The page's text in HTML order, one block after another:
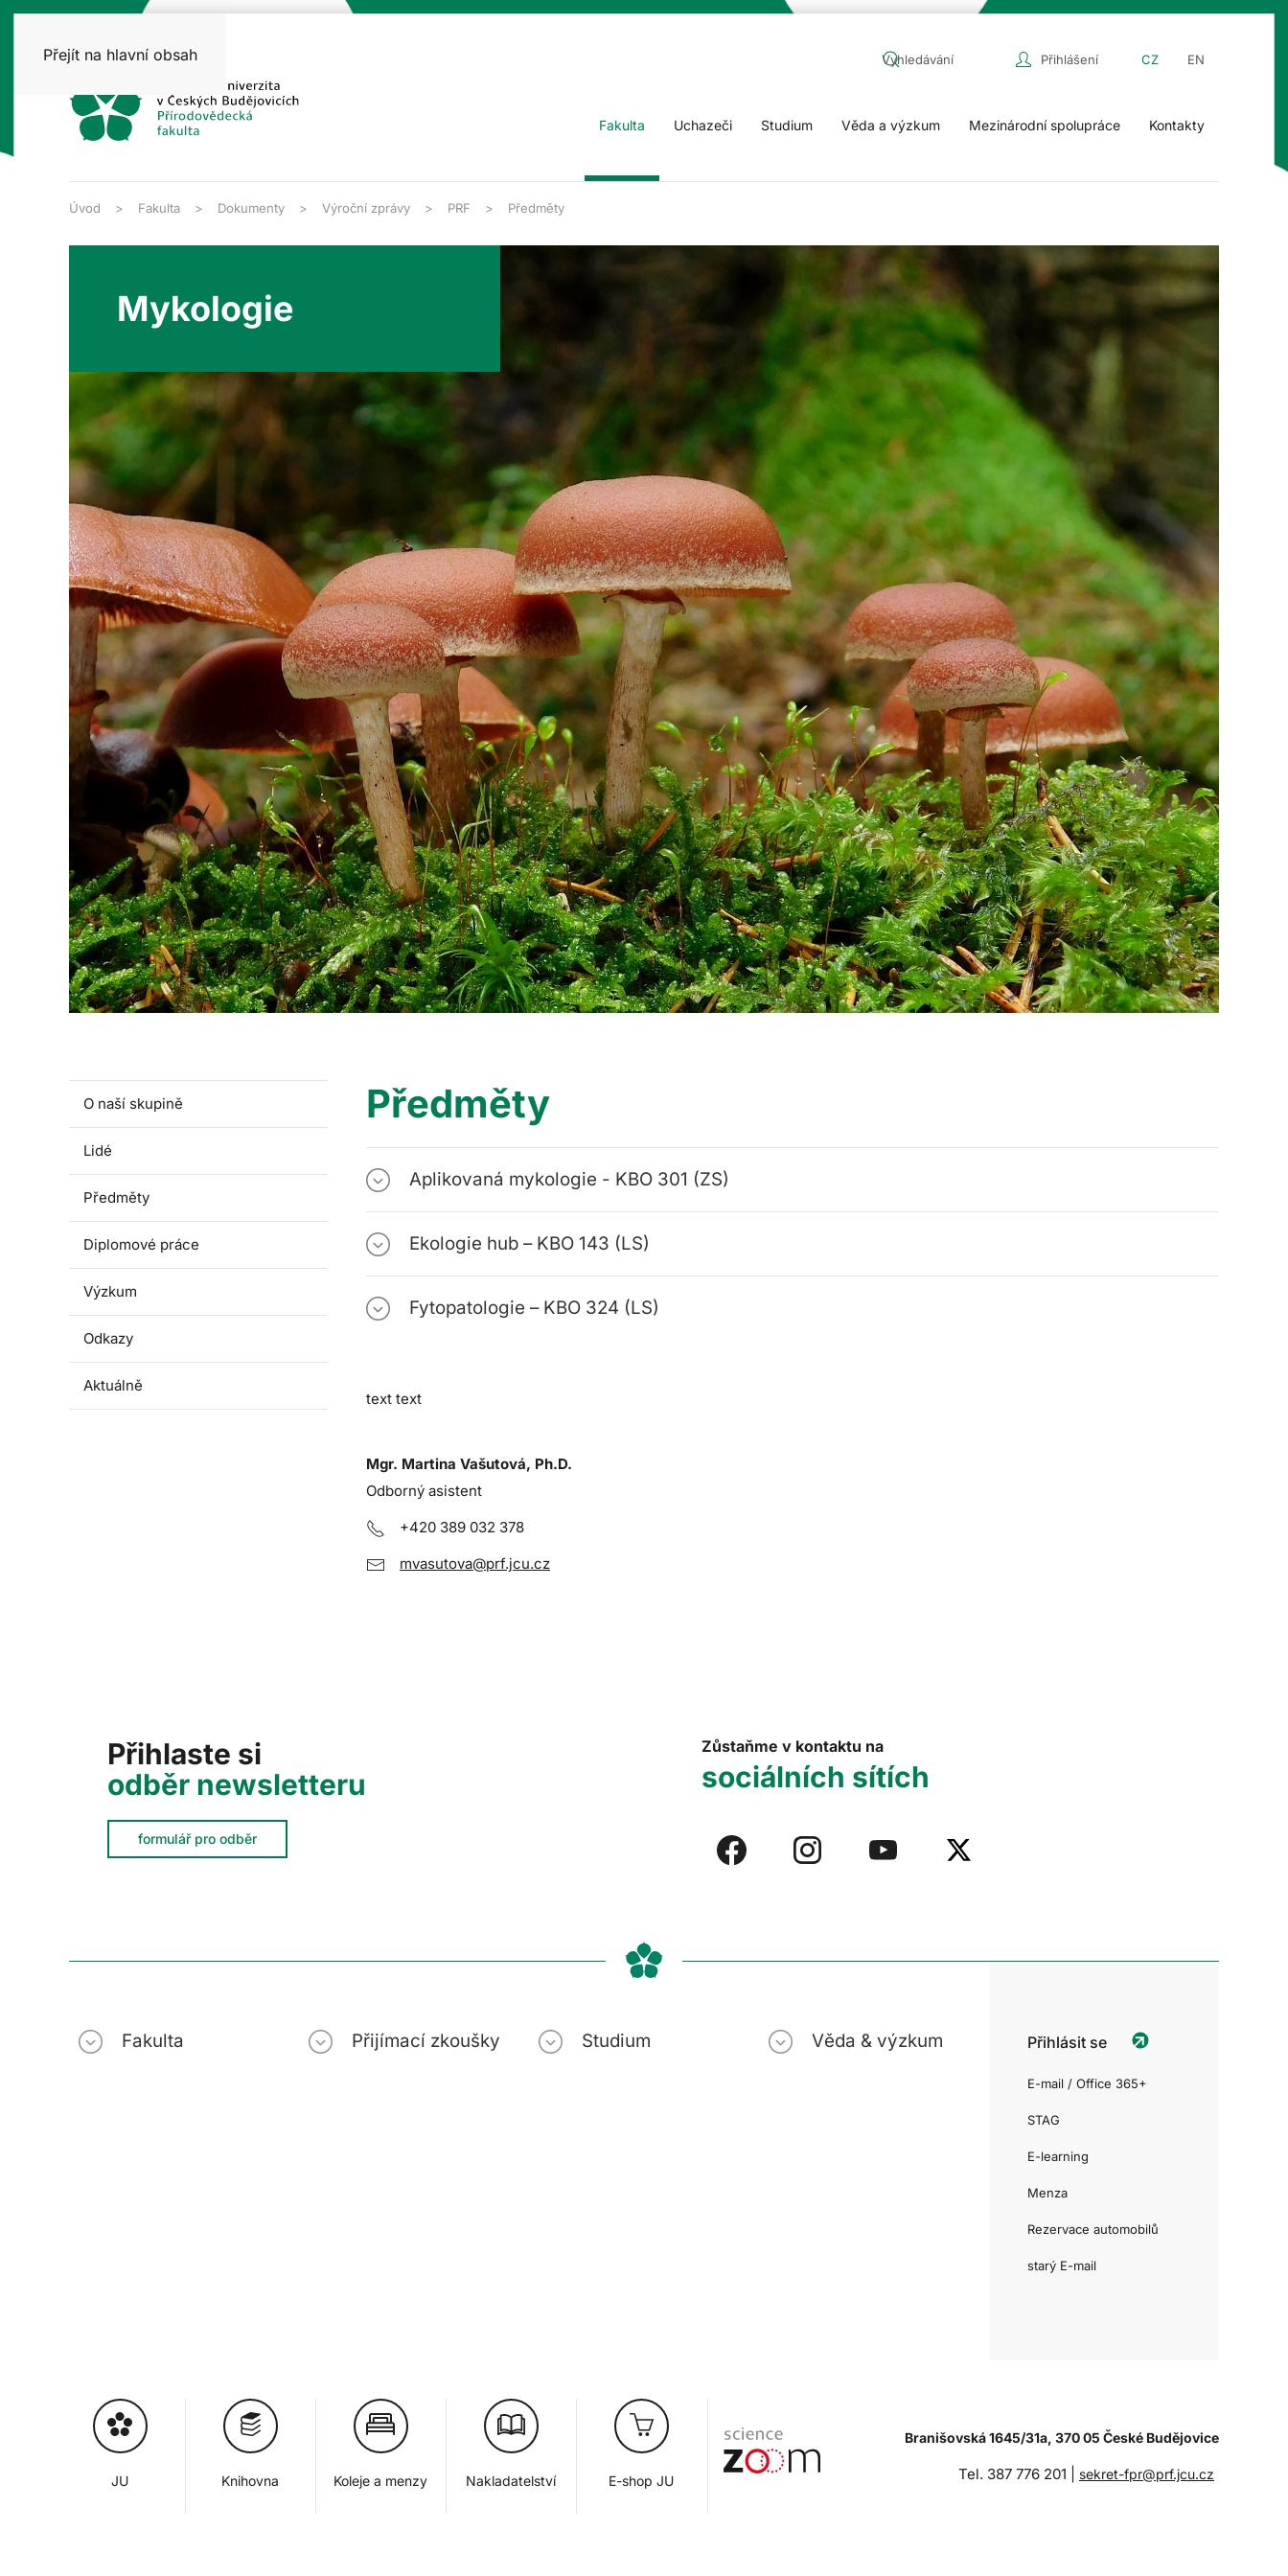
Přejít na hlavní obsah Přihlášení CZ EN
Fakulta Uchazeči Studium Věda a výzkum Mezinárodní spolupráce Kontakty
Úvod Fakulta Dokumenty Výroční zprávy PRF Předměty
Mykologie
O naší skupině
Lidé
Předměty
Diplomové práce
Výzkum
Odkazy
Aktuálně
Předměty
Aplikovaná mykologie - KBO 301 (ZS)
Ekologie hub – KBO 143 (LS)
Fytopatologie – KBO 324 (LS)
text text
Mgr. Martina Vašutová, Ph.D.
Odborný asistent
+420 389 032 378
mvasutova@prf.jcu.cz
Přihlaste si
odběr newsletteru
formulář pro odběr
Zůstaňme v kontaktu na
sociálních sítích
Fakulta Přijímací zkoušky Studium Věda & výzkum Přihlásit se
E-mail / Office 365+
STAG
E-learning
Menza
Rezervace automobilů
starý E-mail
JU Knihovna Koleje a menzy Nakladatelství E-shop JU
Branišovská 1645/31a, 370 05 České Budějovice
Tel. 387 776 201 | sekret-fpr@prf.jcu.cz